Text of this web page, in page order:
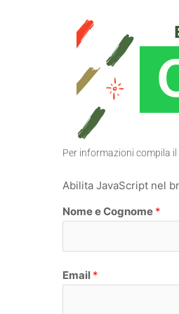
Per informazioni compila
Abilita JavaScript nel
Nome e Cognome *
o
Email *